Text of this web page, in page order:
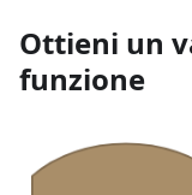
Ottieni un
funzione